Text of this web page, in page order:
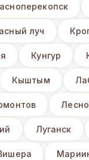
луч
Кунгур
Кыштым
Луганск